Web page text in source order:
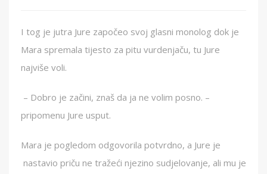
I tog je jutra Jure započeo svoj glasni monolog dok je
Mara spremala tijesto za pitu vurdenjaču, tu Jure
najviše voli.
– Dobro je začini, znaš da ja ne volim posno. –
pripomenu Jure usput.
Mara je pogledom odgovorila potvrdno, a Jure je
nastavio priču ne tražeći njezino sudjelovanje, ali mu je